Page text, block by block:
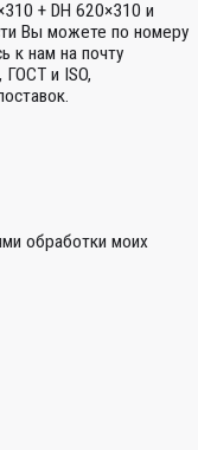
+ DH 620×310 и
Вы можете по номеру
к нам на почту
ГОСТ и ISO,
обработки моих